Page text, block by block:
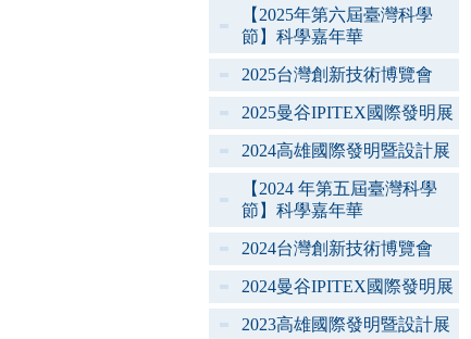
【2025年第六屆臺灣科學
節】科學嘉年華
2025台灣創新技術博覽會
2025曼谷IPITEX國際發明展
2024高雄國際發明暨設計展
【2024 年第五屆臺灣科學
節】科學嘉年華
2024台灣創新技術博覽會
2024曼谷IPITEX國際發明展
2023高雄國際發明暨設計展